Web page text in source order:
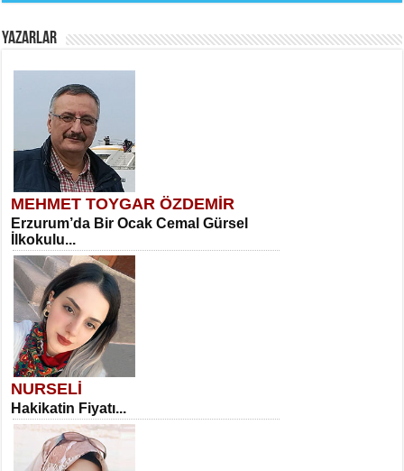
YAZARLAR
MEHMET TOYGAR ÖZDEMİR
Erzurum’da Bir Ocak Cemal Gürsel
İlkokulu...
NURSELİ
Hakikatin Fiyatı...